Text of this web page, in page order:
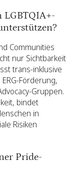
Communities
nur Sichtbarkeit
trans-inklusive
Förderung,
Gruppen.
bindet
in
Risiken
Pride-